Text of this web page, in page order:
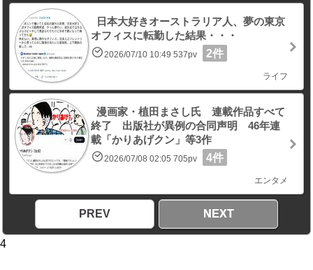
日本大好きオーストラリア人、夢の東京
オフィスに転勤した結果・・・
2026/07/10 10:49 537pv 2件
ライフ
漫画家・植田まさし氏 連載作品すべて
終了 出版社が異例の合同声明 46年連
載「かりあげクン」等3作
2026/07/08 02:05 705pv 4件
エンタメ
PREV NEXT
4